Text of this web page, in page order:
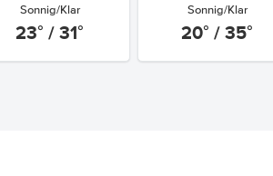
Sonnig/Klar
23° / 31°
Sonnig/Klar
20° / 35°